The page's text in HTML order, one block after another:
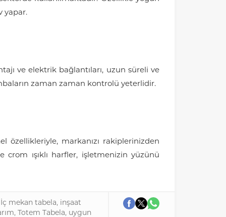
yapar.
ve elektrik bağlantıları, uzun süreli ve
zaman zaman kontrolü yeterlidir.
markanızı rakiplerinizden
ışıklı harfler, işletmenizin yüzünü
İç mekan tabela, inşaat
, Totem Tabela, uygun